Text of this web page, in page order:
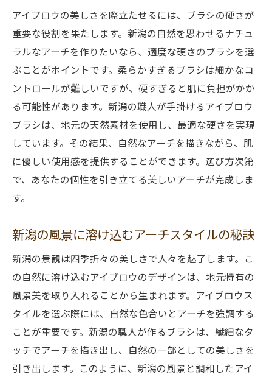
アイブロウの美しさを際立たせるには、ブラシの硬さが
重要な役割を果たします。新潟の自然を思わせるナチュ
ラルなアーチを作りたいなら、適度な硬さのブラシを選
ぶことがポイントです。柔らかすぎるブラシは細かなコ
ントロールが難しいですが、硬すぎると肌に負担がかか
る可能性があります。新潟の職人が手掛けるアイブロウ
ブラシは、地元の天然素材を使用し、最適な硬さを実現
しています。その結果、自然なアーチを描きながら、肌
に優しい使用感を提供することができます。選び方次第
で、あなたの個性を引き立てる美しいアーチが完成しま
す。
新潟の風景に溶け込むアーチスタイルの秘訣
新潟の景観は四季折々の美しさで人々を魅了します。こ
の自然に溶け込むアイブロウのデザインは、地元特有の
風景美を取り入れることから生まれます。アイブロウス
タイルを選ぶ際には、自然な色合いとアーチを強調する
ことが重要です。新潟の職人が作るブラシは、繊細なタ
ッチでアーチを描き出し、自然の一部としての美しさを
引き出します。このように、新潟の風景と調和したアイ